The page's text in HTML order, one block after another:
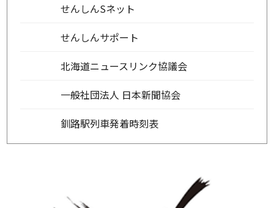
せんしんSネット
せんしんサポート
北海道ニュースリンク協議会
一般社団法人 日本新聞協会
釧路駅列車発着時刻表